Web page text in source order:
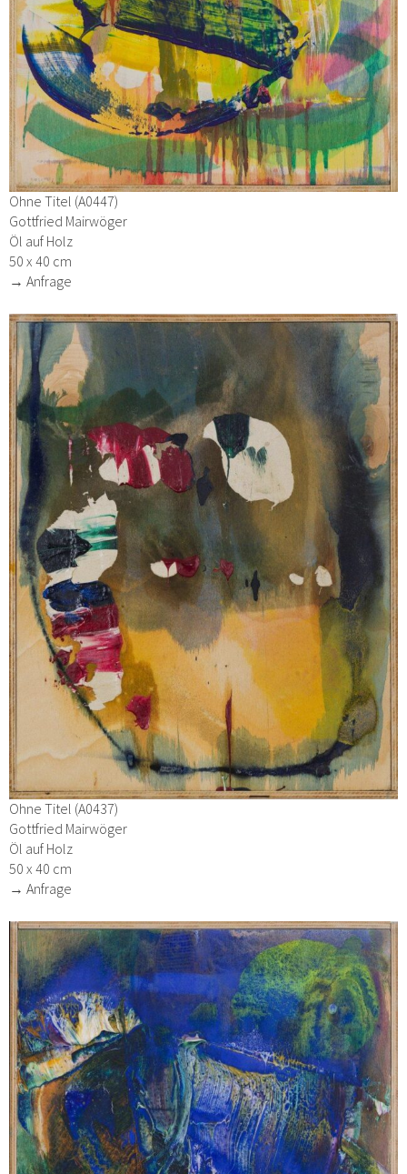
Ohne Titel (A0447)
Gottfried Mairwöger
Öl auf Holz
50 x 40 cm
→ Anfrage
Ohne Titel (A0437)
Gottfried Mairwöger
Öl auf Holz
50 x 40 cm
→ Anfrage